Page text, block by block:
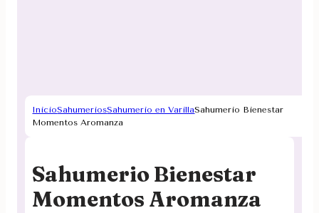
InicioSahumeriosSahumerio en VarillaSahumerio Bienestar
Momentos Aromanza
Sahumerio Bienestar
Momentos Aromanza